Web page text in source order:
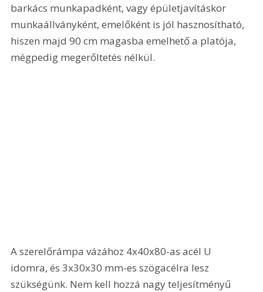
barkács munkapadként, vagy épületjavításkor
munkaállványként, emelőként is jól hasznosítható,
hiszen majd 90 cm magasba emelhető a platója,
mégpedig megerőltetés nélkül.
A szerelőrámpa vázához 4x40x80-as acél U
idomra, és 3x30x30 mm-es szögacélra lesz
szükségünk. Nem kell hozzá nagy teljesítményű